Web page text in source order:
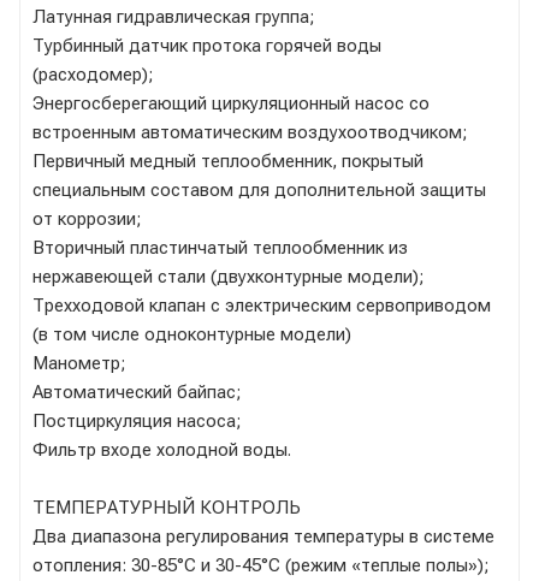
Латунная гидравлическая группа;
Турбинный датчик протока горячей воды
(расходомер);
Энергосберегающий циркуляционный насос со
встроенным автоматическим воздухоотводчиком;
Первичный медный теплообменник, покрытый
специальным составом для дополнительной защиты
от коррозии;
Вторичный пластинчатый теплообменник из
нержавеющей стали (двухконтурные модели);
Трехходовой клапан с электрическим сервоприводом
(в том числе одноконтурные модели)
Манометр;
Автоматический байпас;
Постциркуляция насоса;
Фильтр входе холодной воды.
ТЕМПЕРАТУРНЫЙ КОНТРОЛЬ
Два диапазона регулирования температуры в системе
отопления: 30-85°С и 30-45°С (режим «теплые полы»);